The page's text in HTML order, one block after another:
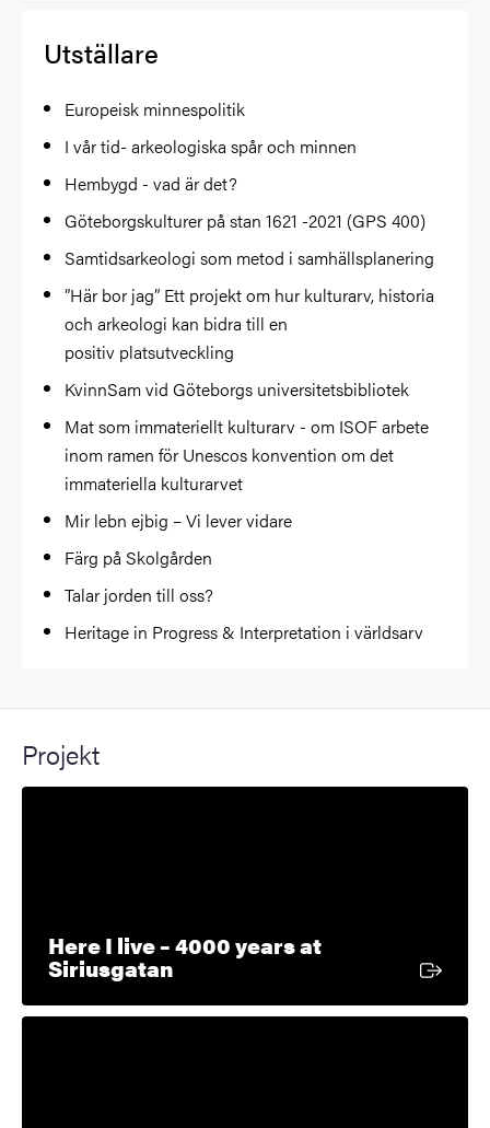
Utställare
Europeisk minnespolitik
I vår tid- arkeologiska spår och minnen
Hembygd - vad är det?
Göteborgskulturer på stan 1621 -2021 (GPS 400)
Samtidsarkeologi som metod i samhällsplanering
”Här bor jag” Ett projekt om hur kulturarv, historia
och arkeologi kan bidra till en
positiv platsutveckling
KvinnSam vid Göteborgs universitetsbibliotek
Mat som immateriellt kulturarv - om ISOF arbete
inom ramen för Unescos konvention om det
immateriella kulturarvet
Mir lebn ejbig – Vi lever vidare
Färg på Skolgården
Talar jorden till oss?
Heritage in Progress & Interpretation i världsarv
Projekt
Here I live – 4000 years at
Siriusgatan Extern länk